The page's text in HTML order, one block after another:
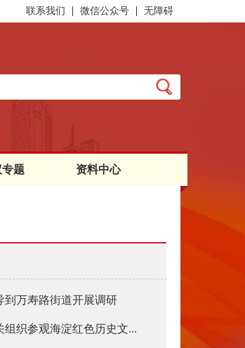
联系我们 微信公众号 无障碍
题 资料中心
到万寿路街道开展调研
组织参观海淀红色历史文...